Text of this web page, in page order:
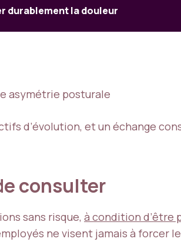
durablement la douleur
asymétrie posturale
d’évolution, et un échange
consulter
sans risque, à condition d’être
ne visent jamais à forcer